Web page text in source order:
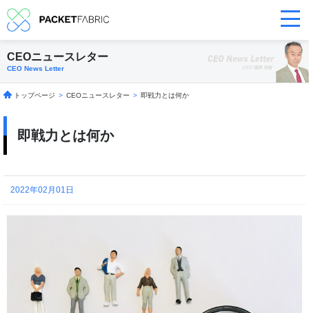
CEOニュースレター
CEO News Letter
トップページ > CEOニュースレター > 即戦力とは何か
即戦力とは何か
2022年02月01日